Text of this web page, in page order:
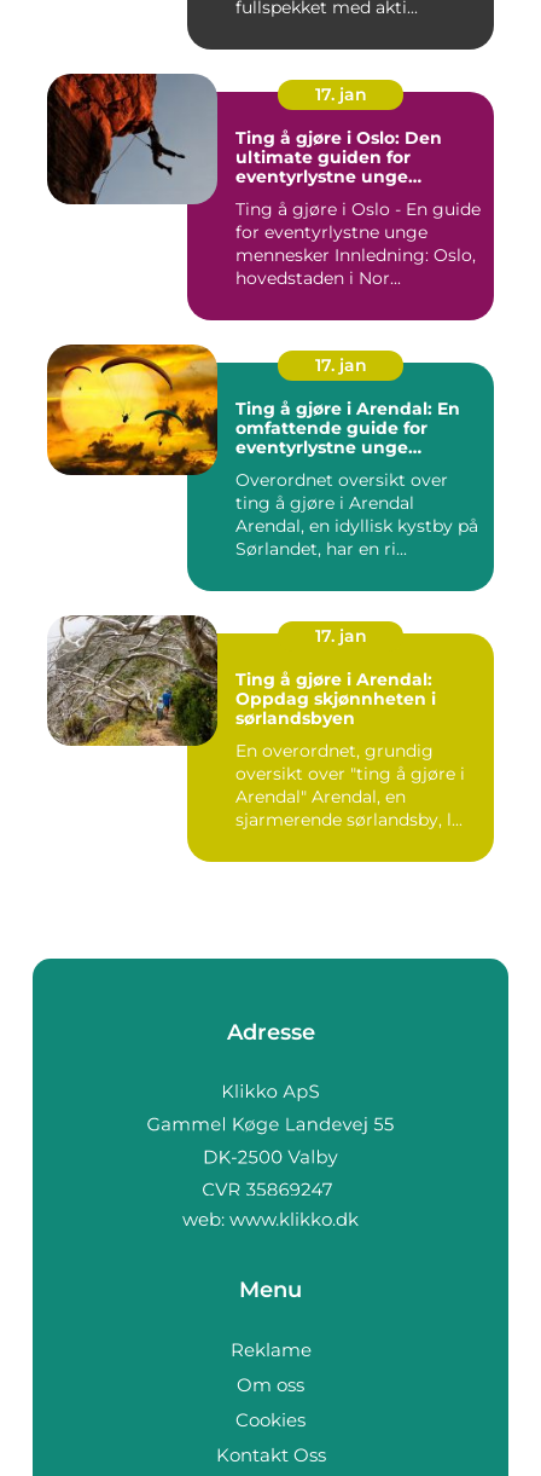
fullspekket med akti...
17. jan
Ting å gjøre i Oslo: Den
ultimate guiden for
eventyrlystne unge
Ting å gjøre i Oslo - En guide
for eventyrlystne unge
mennesker Innledning: Oslo,
hovedstaden i Nor...
17. jan
Ting å gjøre i Arendal: En
omfattende guide for
eventyrlystne unge
Overordnet oversikt over
ting å gjøre i Arendal
Arendal, en idyllisk kystby på
Sørlandet, har en ri...
17. jan
Ting å gjøre i Arendal:
Oppdag skjønnheten i
sørlandsbyen
En overordnet, grundig
oversikt over "ting å gjøre i
Arendal" Arendal, en
sjarmerende sørlandsby, l...
Adresse
web: www.klikko.dk
Menu
Reklame
Om oss
Cookies
Kontakt Oss